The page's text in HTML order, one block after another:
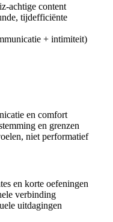
achtige content
tijdefficiënte
+ intimiteit)
en comfort
en grenzen
niet performatief
en korte oefeningen
verbinding
uitdagingen